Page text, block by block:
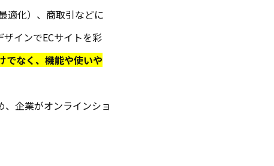
適化）、商取引などに
インでECサイトを彩
でなく、機能や使いや
企業がオンラインショ